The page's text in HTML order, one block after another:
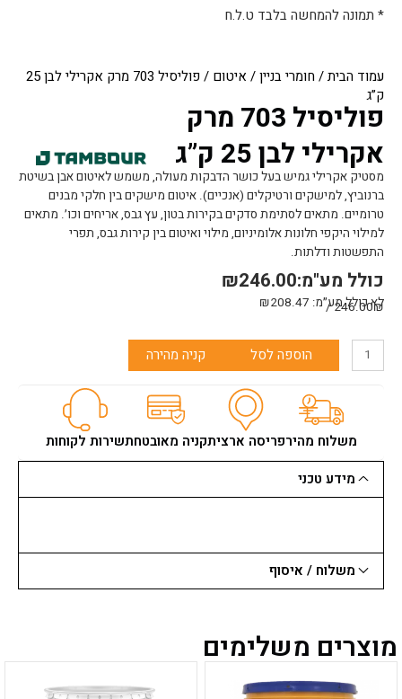
עמוד הבית/ חומרי בניין/ איטום
/ פוליסיל 703 מרק אקרילי לבן 25
ק”ג
פוליסיל 703 מרק
אקרילי לבן 25 ק”ג
מסטיק אקרילי גמיש בעל כושר הדבקות מעולה, משמש לאיטום אבן בשיטת
ברנוביץ, למישקים ורטיקלים (אנכיים). איטום מישקים בין חלקי מבנים
טרומיים. מתאים לסתימת סדקים בקירות בטון, עץ גבס, אריחים וכו׳. מתאים
למילוי היקפי חלונות אלומיניום, מילוי ואיטום בין קירות גבס, תפרי
התפשטות ודלתות.
₪246.00כולל מע"מ:
לא כולל מע״מ: ₪208.47
246.00₪ /
כמות
אקרילי
ק"ג
הוספה לסל קניה מהירה
משלוח מהירפריסה ארציתקניה מאובטחתשירות לקוחות
מידע טכני
משלוח / איסוף
* תמונה להמחשה בלבד ט.ל.ח
מוצרים משלימים